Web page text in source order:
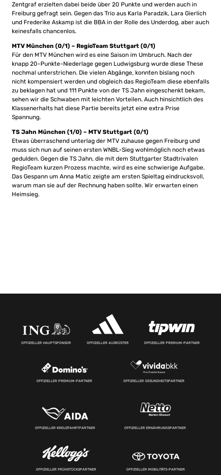
Zentgraf erzielten dabei beide über 20 Punkte und werden auch in
Freiburg gefragt sein. Gegen das Trio aus Karla Paradzik, Lara Gierlich
und Frederike Askamp ist die BBA in der Rolle des Underdog, aber auch
keinesfalls chancenlos.
MTV München (0/1) – RegioTeam Stuttgart (0/1)
Für den MTV München wird es eine Saison im Umbruch. Nach der
knapp 20-Punkte-Niederlage gegen Ludwigsburg wurde diese These
nochmal unterstrichen. Die vielen Abgänge, konnten bislang noch
nicht kompensiert werden und obgleich das RegioTeam diese ebenfalls
zu beklagen hat und 111 Punkte von der TS Jahn eingeschenkt bekam,
sehen wir die Schwaben mit leichten Vorteilen. Auch hinsichtlich des
Klassenerhalts hat diese Partie bereits jetzt eine extra Prise
Spannung.
TS Jahn München (1/0) – MTV Stuttgart (0/1)
Etwas überraschend unterlag der MTV zuhause gegen Freiburg und
muss sich nun auf seinen ersten WNBL-Sieg wohlmöglich noch etwas
gedulden. Gegen die TS Jahn, die mit dem Stuttgarter Stadtrivalen
RegioTeam kurzen Prozess machte, wird es eine schwierige Aufgabe.
Das Gespann um Anna Matic zeigte am ersten Spieltag eindrucksvoll,
warum man sie auf der Rechnung haben sollte. Wir erwarten einen
Heimsieg.
OFFIZIELLER HAUPTSPONSOR OFFIZIELLER AUSRÜSTER OFFIZIELLER PREMIUM-PARTNER
OFFIZIELLER PREMIUM-PARTNER OFFIZIELLER GESUNDHEITSPARTNER
OFFIZIELLER KREUZFAHRTPARTNER OFFIZIELLER ERNÄHRUNGSPARTNER
OFFIZIELLER FRÜHSTÜCKSPARTNER OFFIZIELLER MOBILITÄTS-PARTNER